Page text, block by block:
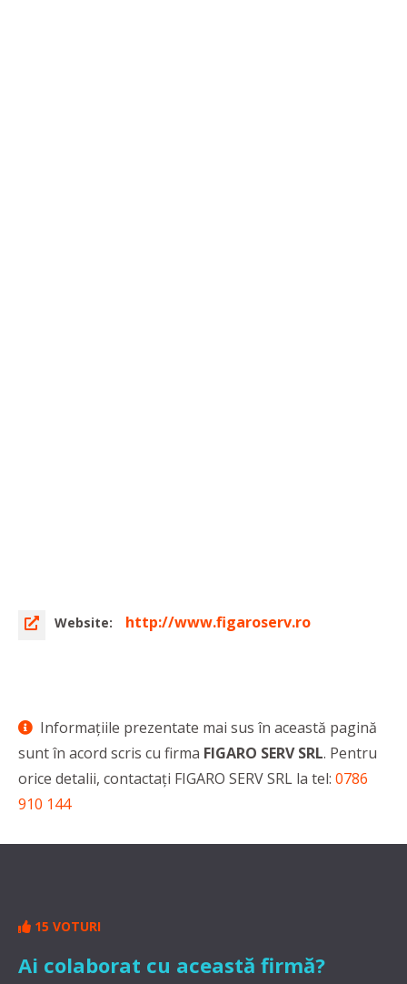
Website: http://www.figaroserv.ro
Informaţiile prezentate mai sus în această pagină
sunt în acord scris cu firma FIGARO SERV SRL. Pentru
orice detalii, contactaţi FIGARO SERV SRL la tel: 0786
910 144
15 VOTURI
Ai colaborat cu această firmă?